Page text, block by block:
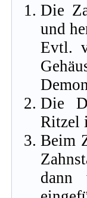
Die
und
Evtl.
Die
Ritzel
Beim
dann